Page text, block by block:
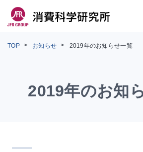
TOP お知らせ 2019年のお知らせ一覧
2019年のお知